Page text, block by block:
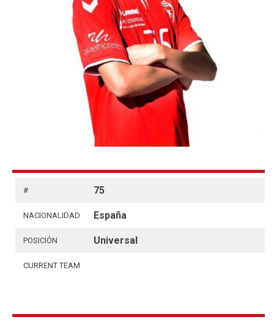
# 75
NACIONALIDAD España
POSICIÓN Universal
CURRENT TEAM